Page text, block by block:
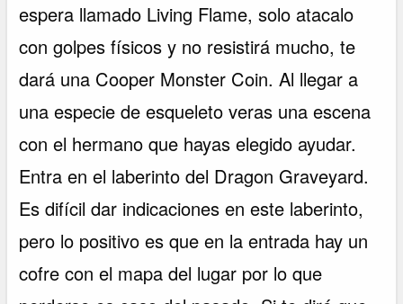
espera llamado Living Flame, solo atacalo
con golpes físicos y no resistirá mucho, te
dará una Cooper Monster Coin. Al llegar a
una especie de esqueleto veras una escena
con el hermano que hayas elegido ayudar.
Entra en el laberinto del Dragon Graveyard.
Es difícil dar indicaciones en este laberinto,
pero lo positivo es que en la entrada hay un
cofre con el mapa del lugar por lo que